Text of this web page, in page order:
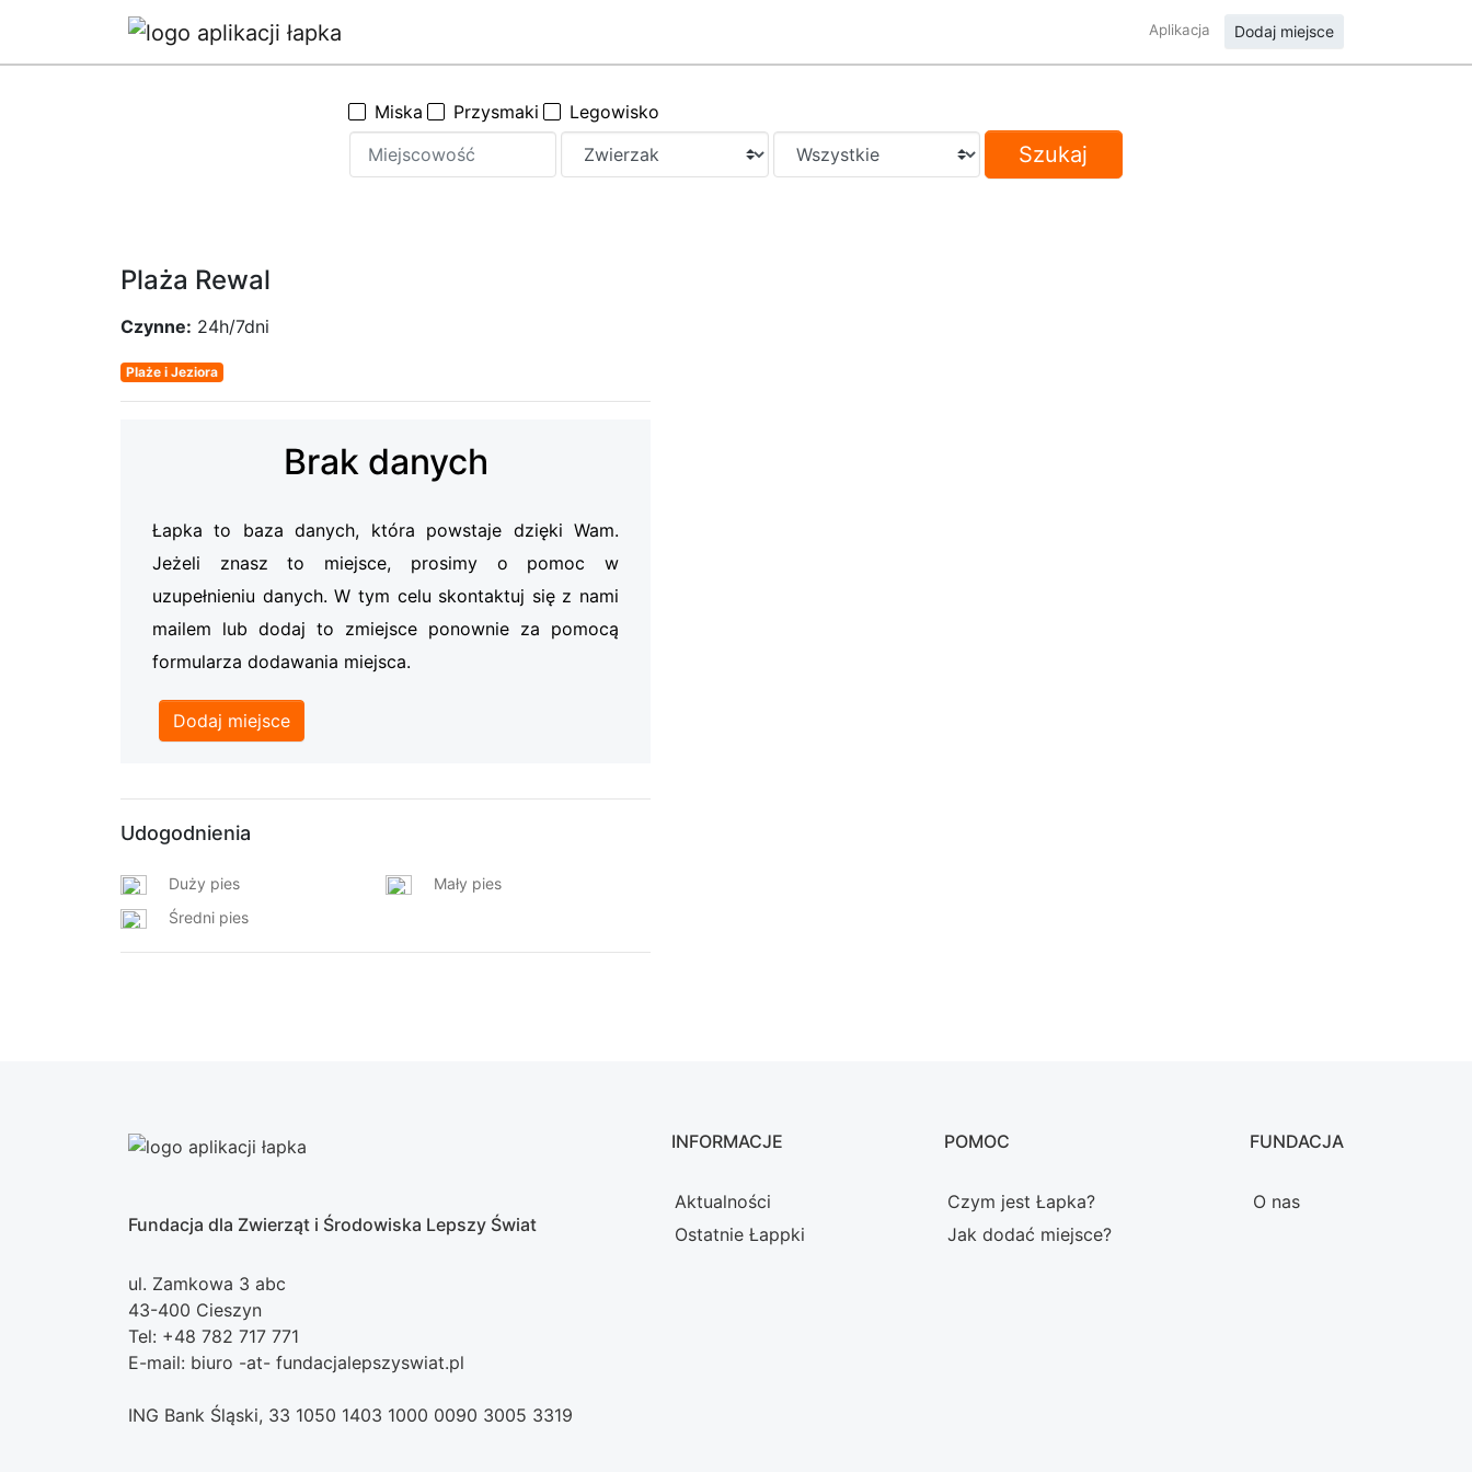
Aplikacja Dodaj miejsce
Miska Przysmaki Legowisko
Szukaj
Plaża Rewal
Czynne: 24h/7dni
Plaże i Jeziora
Brak danych
Łapka to baza danych, która powstaje dzięki Wam.
Jeżeli znasz to miejsce, prosimy o pomoc w
uzupełnieniu danych. W tym celu skontaktuj się z nami
mailem lub dodaj to zmiejsce ponownie za pomocą
formularza dodawania miejsca.
Dodaj miejsce
Udogodnienia
Duży pies
Mały pies
Średni pies
Fundacja dla Zwierząt i Środowiska Lepszy Świat
ul. Zamkowa 3 abc
43-400 Cieszyn
Tel: +48 782 717 771
E-mail: biuro -at- fundacjalepszyswiat.pl
INFORMACJE
Aktualności
Ostatnie Łappki
POMOC
Czym jest Łapka?
Jak dodać miejsce?
FUNDACJA
O nas
ING Bank Śląski, 33 1050 1403 1000 0090 3005 3319